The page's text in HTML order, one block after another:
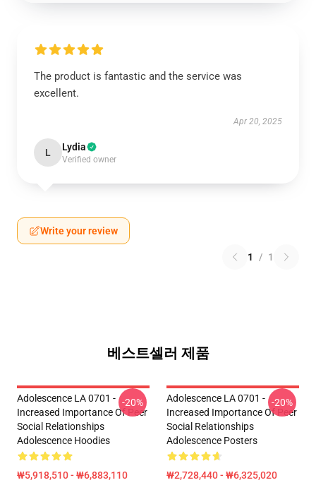
The product is fantastic and the service was
excellent.
Apr 20, 2025
L Lydia
Verified owner
Write your review
1 / 1
베스트셀러 제품
Adolescence LA 0701 -
Increased Importance Of Peer
Social Relationships
Adolescence Hoodies
₩5,918,510 - ₩6,883,110
-20%
Adolescence LA 0701 -
Increased Importance Of Peer
Social Relationships
Adolescence Posters
₩2,728,440 - ₩6,325,020
-20%